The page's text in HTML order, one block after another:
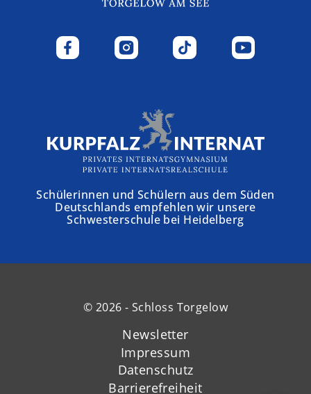
Schülerinnen und Schülern aus dem Süden
Deutschlands empfehlen wir unsere
Schwesterschule bei Heidelberg
© 2026 - Schloss Torgelow
Newsletter
Impressum
Datenschutz
Barrierefreiheit